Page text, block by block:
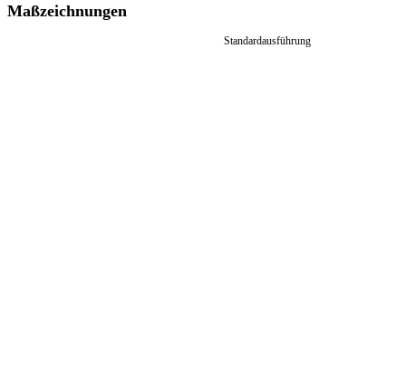
Maßzeichnungen
Standardausführung